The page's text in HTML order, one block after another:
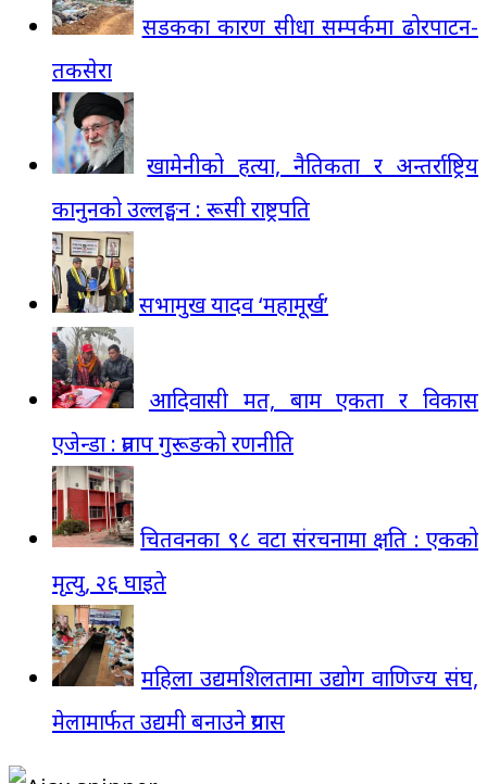
सडकका कारण सीधा सम्पर्कमा ढोरपाटन-
तकसेरा
खामेनीको हत्या, नैतिकता र अन्तर्राष्ट्रिय
कानुनको उल्लङ्घन : रूसी राष्ट्रपति
सभामुख यादव ‘महामूर्ख’
आदिवासी मत, बाम एकता र विकास
एजेन्डा : प्रताप गुरूङको रणनीति
चितवनका ९८ वटा संरचनामा क्षति : एकको
मृत्यु, २६ घाइते
महिला उद्यमशिलतामा उद्योग वाणिज्य संघ,
मेलामार्फत उद्यमी बनाउने प्रयास